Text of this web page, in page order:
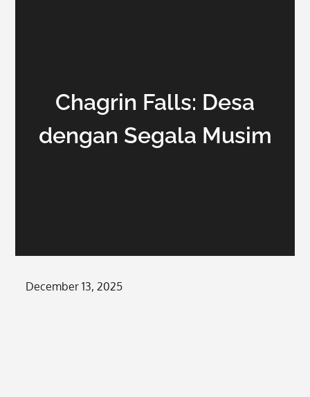
Chagrin Falls: Desa
dengan Segala Musim
Posted
December 13, 2025